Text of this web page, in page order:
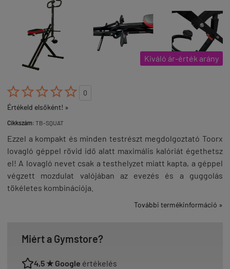
Kiváló ár-érték arány

0
Értékeld elsőként! »
Cikkszám: TB-SQUAT
Ezzel a kompakt és minden testrészt megdolgoztató Toorx
lovagló géppel rövid idő alatt maximális kalóriát égethetsz
el! A lovagló nevet csak a testhelyzet miatt kapta, a géppel
végzett mozdulat valójában az evezés és a guggolás
tökéletes kombinációja.
További termékinformáció »
Miért a Gymstore?
4,5 ★ Google értékelés